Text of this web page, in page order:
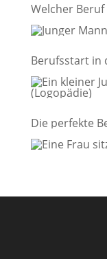
Welcher
Berufsstart in
Die perfekte